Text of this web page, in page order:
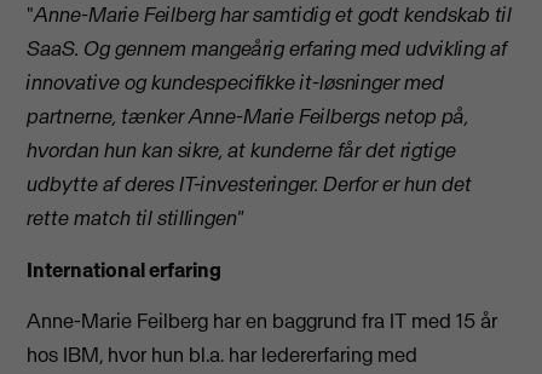
"Anne-Marie Feilberg har samtidig et godt kendskab til
SaaS. Og gennem mangeårig erfaring med udvikling af
innovative og kundespecifikke it-løsninger med
partnerne, tænker Anne-Marie Feilbergs netop på,
hvordan hun kan sikre, at kunderne får det rigtige
udbytte af deres IT-investeringer. Derfor er hun det
rette match til stillingen"
International erfaring
Anne-Marie Feilberg har en baggrund fra IT med 15 år
hos IBM, hvor hun bl.a. har ledererfaring med